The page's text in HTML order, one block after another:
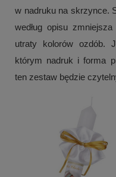
w nadruku na skrzynce.
według opisu
utraty kolorów ozdób.
którym nadruk i forma
ten zestaw będzie